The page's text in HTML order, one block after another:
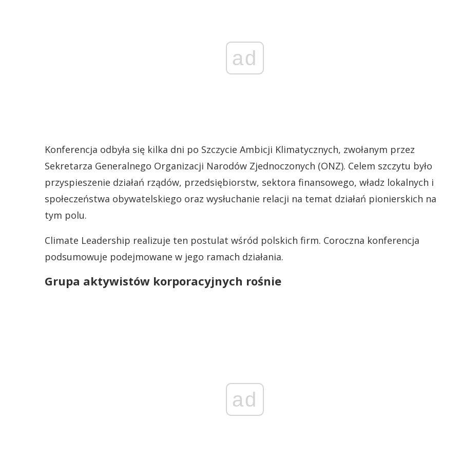
ad
Konferencja odbyła się kilka dni po Szczycie Ambicji Klimatycznych, zwołanym przez
Sekretarza Generalnego Organizacji Narodów Zjednoczonych (ONZ). Celem szczytu było
przyspieszenie działań rządów, przedsiębiorstw, sektora finansowego, władz lokalnych i
społeczeństwa obywatelskiego oraz wysłuchanie relacji na temat działań pionierskich na
tym polu.
Climate Leadership realizuje ten postulat wśród polskich firm. Coroczna konferencja
podsumowuje podejmowane w jego ramach działania.
Grupa aktywistów korporacyjnych rośnie
ad